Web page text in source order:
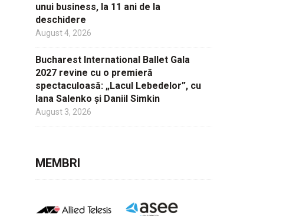
unui business, la 11 ani de la
deschidere
August 4, 2026
Bucharest International Ballet Gala
2027 revine cu o premieră
spectaculoasă: „Lacul Lebedelor”, cu
Iana Salenko și Daniil Simkin
August 3, 2026
MEMBRI